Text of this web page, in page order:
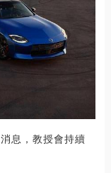
息，教授會持續